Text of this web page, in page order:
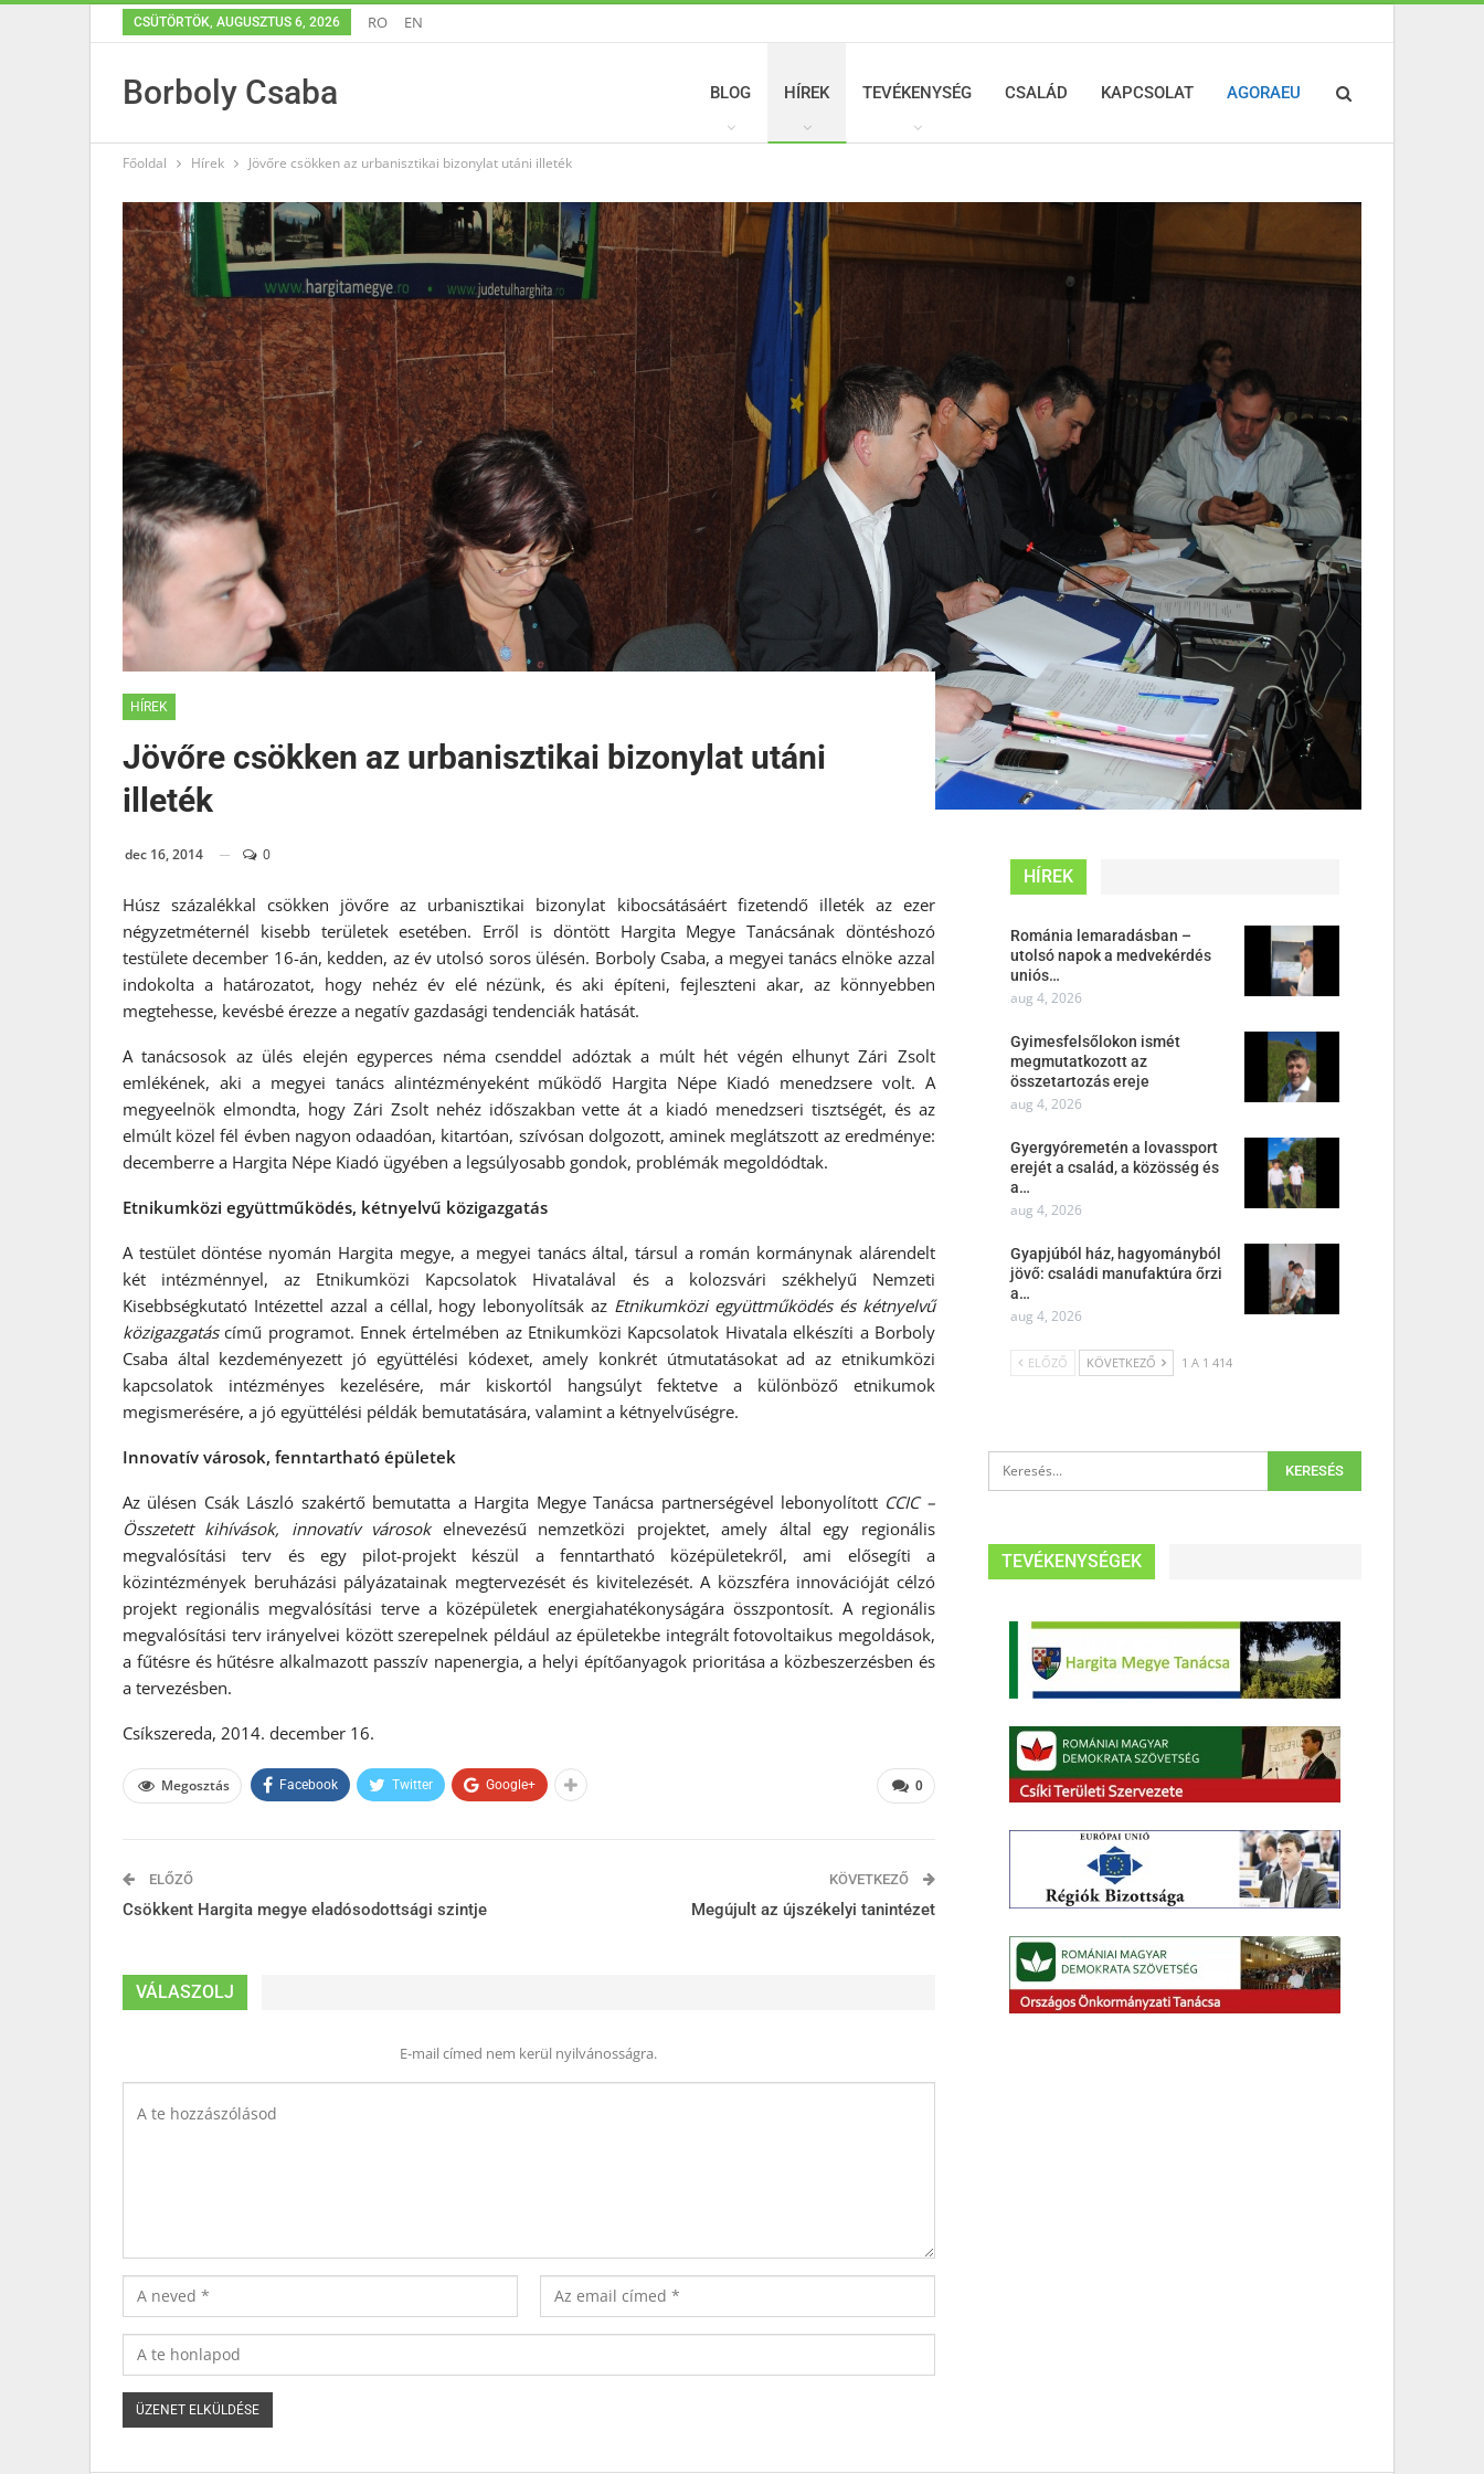
CSÜTÖRTÖK, AUGUSZTUS 6, 2026 RO EN
Borboly Csaba BLOG HÍREK TEVÉKENYSÉG CSALÁD KAPCSOLAT AGORAEU
Főoldal Hírek Jövőre csökken az urbanisztikai bizonylat utáni illeték
HÍREK
Jövőre csökken az urbanisztikai bizonylat utáni
illeték
dec 16, 2014 0
Húsz százalékkal csökken jövőre az urbanisztikai bizonylat kibocsátásáért fizetendő illeték az ezer
négyzetméternél kisebb területek esetében. Erről is döntött Hargita Megye Tanácsának döntéshozó
testülete december 16-án, kedden, az év utolsó soros ülésén. Borboly Csaba, a megyei tanács elnöke azzal
indokolta a határozatot, hogy nehéz év elé nézünk, és aki építeni, fejleszteni akar, az könnyebben
megtehesse, kevésbé érezze a negatív gazdasági tendenciák hatását.
A tanácsosok az ülés elején egyperces néma csenddel adóztak a múlt hét végén elhunyt Zári Zsolt
emlékének, aki a megyei tanács alintézményeként működő Hargita Népe Kiadó menedzsere volt. A
megyeelnök elmondta, hogy Zári Zsolt nehéz időszakban vette át a kiadó menedzseri tisztségét, és az
elmúlt közel fél évben nagyon odaadóan, kitartóan, szívósan dolgozott, aminek meglátszott az eredménye:
decemberre a Hargita Népe Kiadó ügyében a legsúlyosabb gondok, problémák megoldódtak.
Etnikumközi együttműködés, kétnyelvű közigazgatás
A testület döntése nyomán Hargita megye, a megyei tanács által, társul a román kormánynak alárendelt
két intézménnyel, az Etnikumközi Kapcsolatok Hivatalával és a kolozsvári székhelyű Nemzeti
Kisebbségkutató Intézettel azzal a céllal, hogy lebonyolítsák az Etnikumközi együttműködés és kétnyelvű
közigazgatáscímű programot. Ennek értelmében az Etnikumközi Kapcsolatok Hivatala elkészíti a Borboly
Csaba által kezdeményezett jó együttélési kódexet, amely konkrét útmutatásokat ad az etnikumközi
kapcsolatok intézményes kezelésére, már kiskortól hangsúlyt fektetve a különböző etnikumok
megismerésére, a jó együttélési példák bemutatására, valamint a kétnyelvűségre.
Innovatív városok, fenntartható épületek
Az ülésen Csák László szakértő bemutatta a Hargita Megye Tanácsa partnerségével lebonyolított CCIC –
Összetett kihívások, innovatív városokelnevezésű nemzetközi projektet, amely által egy regionális
megvalósítási terv és egy pilot-projekt készül a fenntartható középületekről, ami elősegíti a
közintézmények beruházási pályázatainak megtervezését és kivitelezését. A közszféra innovációját célzó
projekt regionális megvalósítási terve a középületek energiahatékonyságára összpontosít. A regionális
megvalósítási terv irányelvei között szerepelnek például az épületekbe integrált fotovoltaikus megoldások,
a fűtésre és hűtésre alkalmazott passzív napenergia, a helyi építőanyagok prioritása a közbeszerzésben és
a tervezésben.
Csíkszereda, 2014. december 16.
0
Megosztás Facebook Twitter Google+
ELŐZŐ
Csökkent Hargita megye eladósodottsági szintje
KÖVETKEZŐ
Megújult az újszékelyi tanintézet
VÁLASZOLJ
E-mail címed nem kerül nyilvánosságra.
HÍREK
Románia lemaradásban –
utolsó napok a medvekérdés
uniós…
aug 4, 2026
Gyimesfelsőlokon ismét
megmutatkozott az
összetartozás ereje
aug 4, 2026
Gyergyóremetén a lovassport
erejét a család, a közösség és
a…
aug 4, 2026
Gyapjúból ház, hagyományból
jövő: családi manufaktúra őrzi
a…
aug 4, 2026
ELŐZŐ KÖVETKEZŐ 1 A 1 414
TEVÉKENYSÉGEK